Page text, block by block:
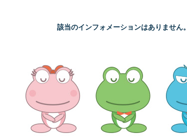
該当のインフォメーションはありません。